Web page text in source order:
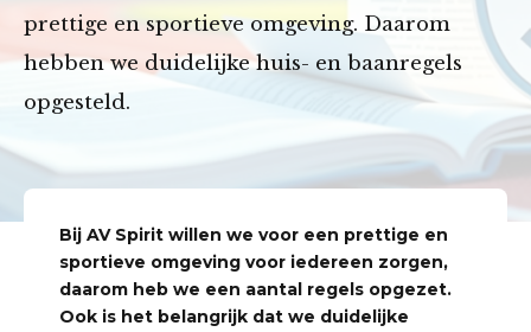
prettige en sportieve omgeving. Daarom
hebben we duidelijke huis- en baanregels
opgesteld.
Bij AV Spirit willen we voor een prettige en
sportieve omgeving voor iedereen zorgen,
daarom heb we een aantal regels opgezet.
Ook is het belangrijk dat we duidelijke